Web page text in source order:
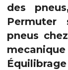
des
Permuter
pneus